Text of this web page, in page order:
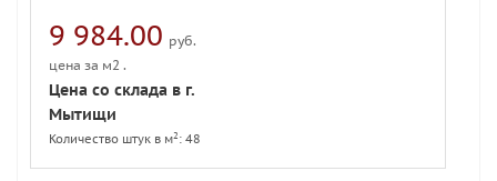
9 984.00 руб.
цена за м2 .
Цена со склада в г.
Мытищи
Количество штук в м2 : 48